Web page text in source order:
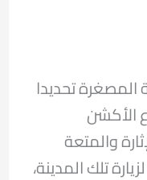
المصغرة تحديدا
الأكشن
والمتعة
تلك المدينة،